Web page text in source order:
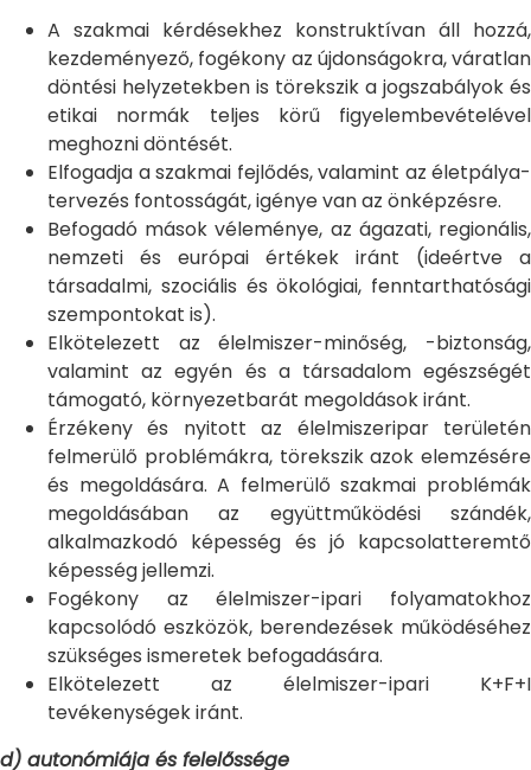
A szakmai kérdésekhez konstruktívan áll hozzá,
kezdeményező, fogékony az újdonságokra, váratlan
döntési helyzetekben is törekszik a jogszabályok és
etikai normák teljes körű figyelembevételével
meghozni döntését.
Elfogadja a szakmai fejlődés, valamint az életpálya-
tervezés fontosságát, igénye van az önképzésre.
Befogadó mások véleménye, az ágazati, regionális,
nemzeti és európai értékek iránt (ideértve a
társadalmi, szociális és ökológiai, fenntarthatósági
szempontokat is).
Elkötelezett az élelmiszer-minőség, -biztonság,
valamint az egyén és a társadalom egészségét
támogató, környezetbarát megoldások iránt.
Érzékeny és nyitott az élelmiszeripar területén
felmerülő problémákra, törekszik azok elemzésére
és megoldására. A felmerülő szakmai problémák
megoldásában az együttműködési szándék,
alkalmazkodó képesség és jó kapcsolatteremtő
képesség jellemzi.
Fogékony az élelmiszer-ipari folyamatokhoz
kapcsolódó eszközök, berendezések működéséhez
szükséges ismeretek befogadására.
Elkötelezett az élelmiszer-ipari K+F+I
tevékenységek iránt.
d) autonómiája és felelőssége